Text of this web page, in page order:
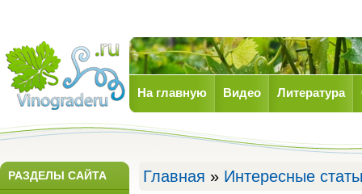
Виноград
На главную Видео Литература
Главная » Интересные
РАЗДЕЛЫ САЙТА